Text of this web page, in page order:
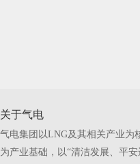
关于气电
气电集团以LNG及其相关产业为
为产业基础，以“清洁发展、平